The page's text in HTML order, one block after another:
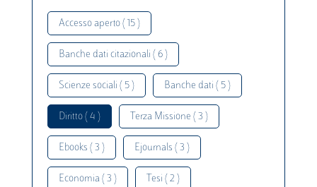
Accesso aperto ( 15 )
Banche dati citazionali ( 6 )
Scienze sociali ( 5 ) Banche dati ( 5 )
Diritto ( 4 ) Terza Missione ( 3 )
Ebooks ( 3 ) Ejournals ( 3 )
Economia ( 3 ) Tesi ( 2 )